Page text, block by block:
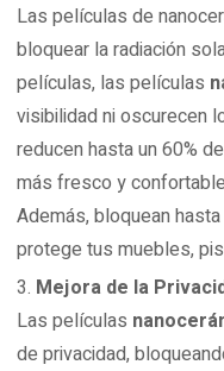
Las películas de
bloquear la radiación
películas, las películas
visibilidad ni oscurecen
reducen hasta un 60%
más fresco y
Además, bloquean
protege tus muebles,
Mejora de la
Las películas
de privacidad,